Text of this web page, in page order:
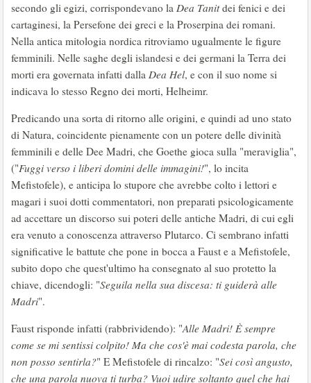
secondo gli egizi, corrispondevano la Dea Tanitdei fenici e dei
cartaginesi, la Persefone dei greci e la Proserpina dei romani.
Nella antica mitologia nordica ritroviamo ugualmente le figure
femminili. Nelle saghe degli islandesi e dei germani la Terra dei
morti era governata infatti dalla Dea Hel, e con il suo nome si
indicava lo stesso Regno dei morti, Helheimr.
Predicando una sorta di ritorno alle origini, e quindi ad uno stato
di Natura, coincidente pienamente con un potere delle divinità
femminili e delle Dee Madri, che Goethe gioca sulla "meraviglia",
("Fuggi verso i liberi domini delle immagini!", lo incita
Mefistofele), e anticipa lo stupore che avrebbe colto i lettori e
magari i suoi dotti commentatori, non preparati psicologicamente
ad accettare un discorso sui poteri delle antiche Madri, di cui egli
era venuto a conoscenza attraverso Plutarco. Ci sembrano infatti
significative le battute che pone in bocca a Faust e a Mefistofele,
subito dopo che quest'ultimo ha consegnato al suo protetto la
chiave, dicendogli: "Seguila nella sua discesa: ti guiderà alle
Madri".
Faust risponde infatti (rabbrividendo): "Alle Madri! È sempre
come se mi sentissi colpito! Ma che cos'è mai codesta parola, che
non posso sentirla?" E Mefistofele di rincalzo: "Sei così angusto,
che una parola nuova ti turba? Vuoi udire soltanto quel che hai